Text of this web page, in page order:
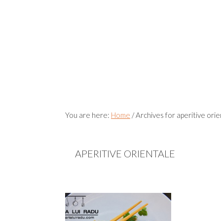
You are here: Home /Archives for aperitive
APERITIVE ORIENTALE